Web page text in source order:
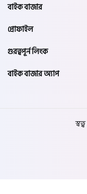
বাইক বাজার
প্রোফাইল
গুরত্বপূর্ন লিংক
বাইক বাজার অ্যাপ
স্বত্ব